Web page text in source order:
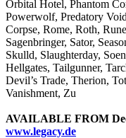
Orbital Hotel, Phantom
Powerwolf, Predatory
Corpse, Rome, Roth,
Sagenbringer, Sator,
Skulld, Slaughterday,
Hellgates, Tailgunner,
Devil’s Trade, Therion,
Vanishment, Zu
AVAILABLE FROM
www.legacy.de